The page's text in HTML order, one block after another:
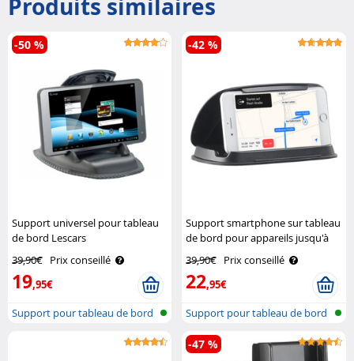
Produits similaires
Support universel pour tableau
de bord Lescars
39,90€ Prix conseillé
19,95€
-50 %
Support pour tableau de bord
Support smartphone sur tableau
de bord pour appareils jusqu'à
39,90€ Prix conseillé
22,95€
-42 %
Support pour tableau de bord
de voi..
-47 %